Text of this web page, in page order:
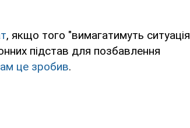
, якщо того "вимагатимуть ситуація
підстав для позбавлення
це зробив.